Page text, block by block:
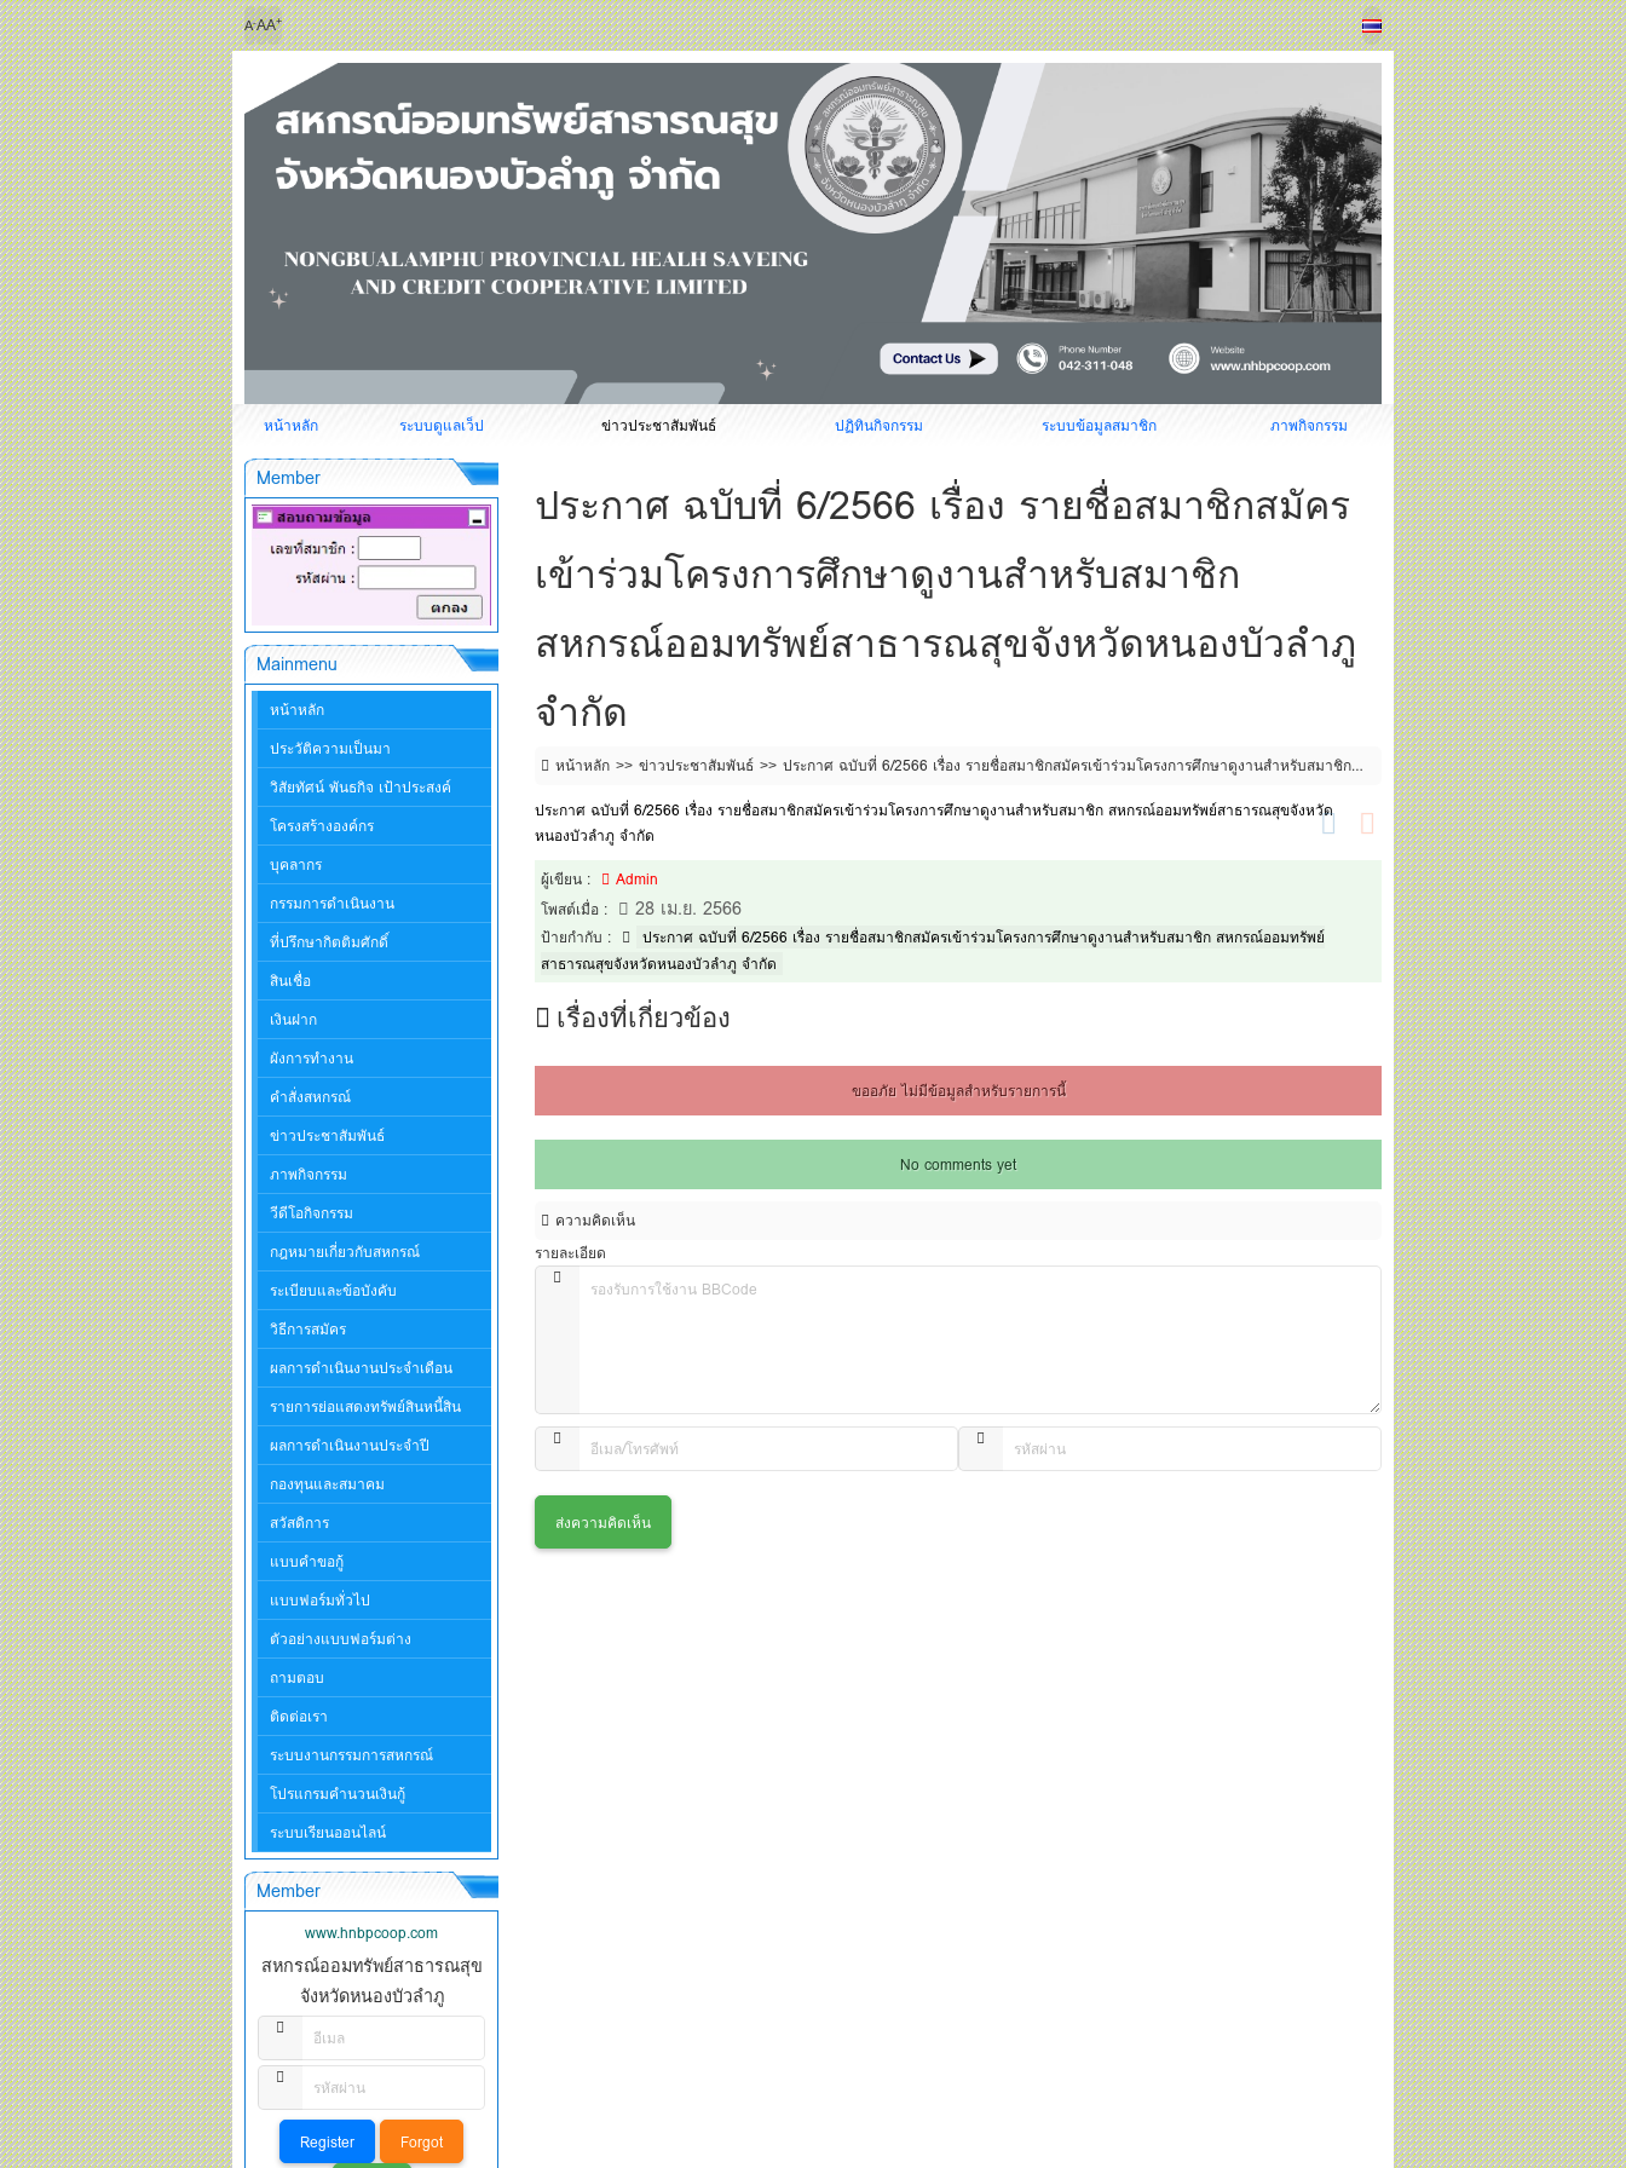
A-AA+
หน้าหลัก ระบบดูแลเว็ป ข่าวประชาสัมพันธ์ ปฏิทินกิจกรรม ระบบข้อมูลสมาชิก ภาพกิจกรรม
ประกาศ ฉบับที่ 6/2566 เรื่อง รายชื่อสมาชิกสมัคร
เข้าร่วมโครงการศึกษาดูงานสำหรับสมาชิก
สหกรณ์ออมทรัพย์สาธารณสุขจังหวัดหนองบัวลำภู
จำกัด
หน้าหลัก ข่าวประชาสัมพันธ์
ประกาศ ฉบับที่ 6/2566 เรื่อง รายชื่อสมาชิกสมัครเข้าร่วมโครงการศึกษาดูงานสำหรับสมาชิก
ประกาศ ฉบับที่ 6/2566 เรื่อง รายชื่อสมาชิกสมัครเข้าร่วมโครงการศึกษาดูงานสำหรับสมาชิก สหกรณ์ออมทรัพย์สาธารณสุขจังหวัด
หนองบัวลำภู จำกัด
ผู้เขียน :
Admin
โพสต์เมื่อ :
28 เม.ย. 2566
ป้ายกำกับ :
ประกาศ ฉบับที่ 6/2566 เรื่อง รายชื่อสมาชิกสมัครเข้าร่วมโครงการศึกษาดูงานสำหรับสมาชิก สหกรณ์ออมทรัพย์
สาธารณสุขจังหวัดหนองบัวลำภู จำกัด
เรื่องที่เกี่ยวข้อง
ขออภัย ไม่มีข้อมูลสำหรับรายการนี้
No comments yet
ความคิดเห็น
รายละเอียด
Member
Mainmenu
หน้าหลัก
ประวัติความเป็นมา
วิสัยทัศน์ พันธกิจ เป้าประสงค์
โครงสร้างองค์กร
บุคลากร
กรรมการดำเนินงาน
ที่ปรึกษากิตติมศักดิ์
สินเชื่อ
เงินฝาก
ผังการทำงาน
คำสั่งสหกรณ์
ข่าวประชาสัมพันธ์
ภาพกิจกรรม
วีดีโอกิจกรรม
กฎหมายเกี่ยวกับสหกรณ์
ระเบียบและข้อบังคับ
วิธีการสมัคร
ผลการดำเนินงานประจำเดือน
รายการย่อแสดงทรัพย์สินหนี้สิน
ผลการดำเนินงานประจำปี
กองทุนและสมาคม
สวัสดิการ
แบบคำขอกู้
แบบฟอร์มทั่วไป
ตัวอย่างแบบฟอร์มต่าง
ถามตอบ
ติดต่อเรา
ระบบงานกรรมการสหกรณ์
โปรแกรมคำนวนเงินกู้
ระบบเรียนออนไลน์
Member
www.hnbpcoop.com
สหกรณ์ออมทรัพย์สาธารณสุข
จังหวัดหนองบัวลำภู